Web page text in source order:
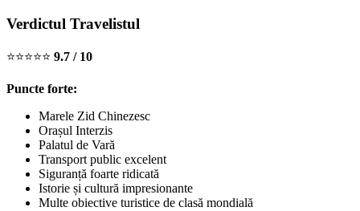
Verdictul Travelistul
⭐⭐⭐⭐⭐ 9.7 / 10
Puncte forte:
Marele Zid Chinezesc
Orașul Interzis
Palatul de Vară
Transport public excelent
Siguranță foarte ridicată
Istorie și cultură impresionante
Multe obiective turistice de clasă mondială